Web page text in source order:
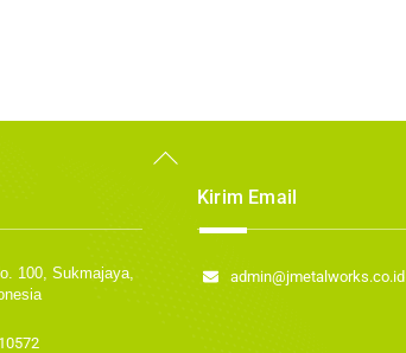
Back
To
100, Sukmajaya,
Kirim Email
admin@jmetalworks.co.id